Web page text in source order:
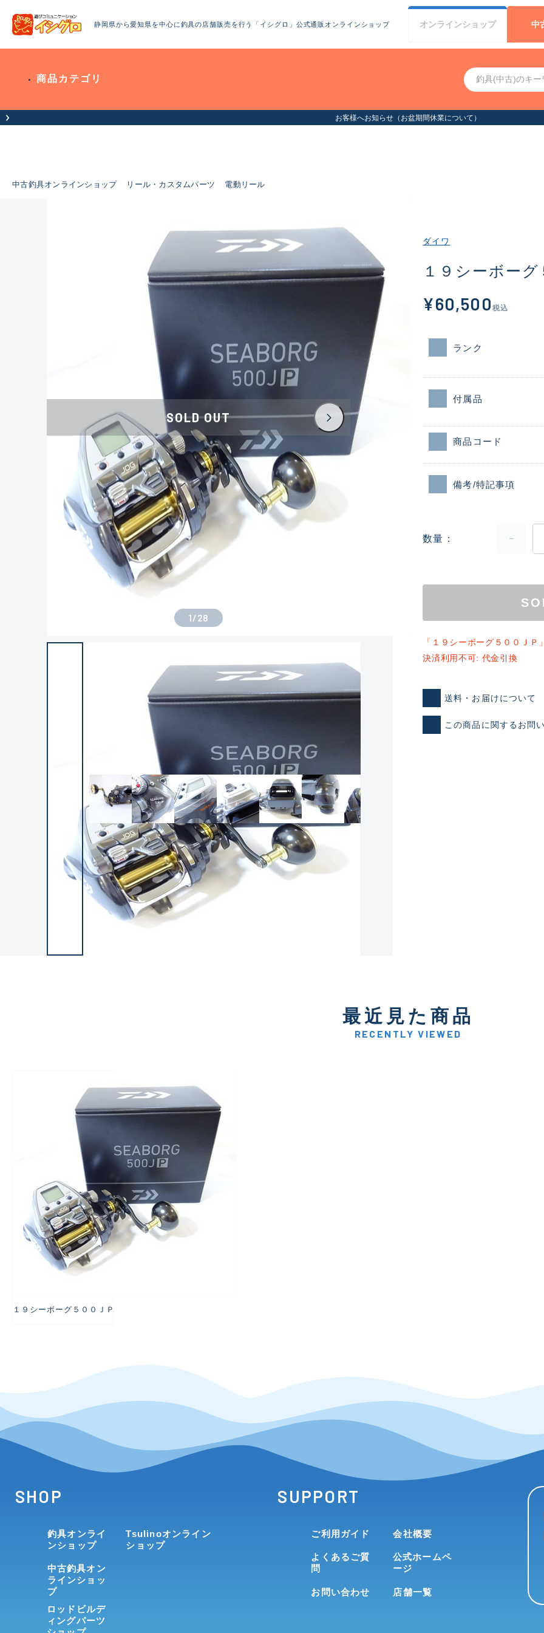
静岡県から愛知県を中心に釣具の店舗販売を行う「イシグロ」公式通販オンラインショップ オンラインショップ 中
商品カテゴリ
お盆期間休業について）
中古釣具オンラインショップ リール・カスタムパーツ 電動リール
ランクとは？
良
新古品（メーカー問屋から
C-
い品
SOLD OUT
1/28
ダイワ
１９シーボーグ
¥60,500 税込
ランク
付属品
商品コード
備考/特記事項
数量
「１９シーボーグ５００ＪＰ
決済利用不可: 代金引換
送料・お届けについて
この商品に関するお問
最近見た商品
RECENTLY VIEWED
１９シーボーグ５００ＪＰ
SHOP
釣具オンライ
ンショップ
中古釣具オン
ラインショッ
プ
ロッドビルデ
ィングパーツ
Tsulinoオンライン
ショップ
SUPPORT
ご利用ガイド
よくあるご質
問
お問い合わせ
会社概要
公式ホームペ
ージ
店舗一覧